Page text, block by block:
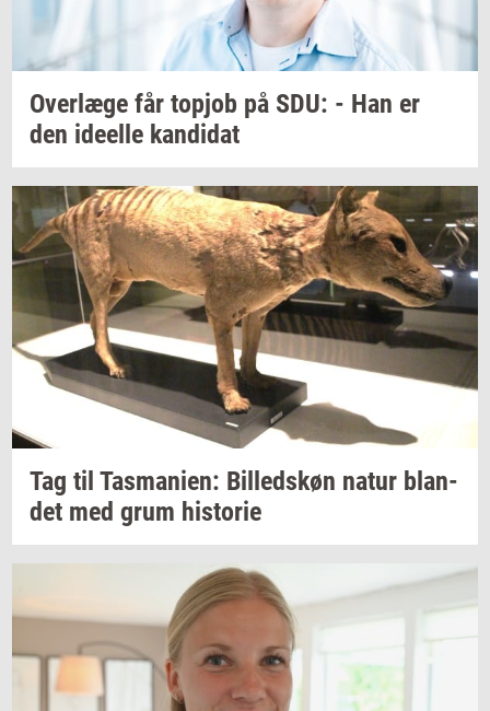
Over­læ­ge får topjob på SDU: - Han er
den ide­el­le kan­di­dat
Tag til Tas­ma­ni­en: Bil­leds­køn natur blan­
det med grum hi­sto­rie